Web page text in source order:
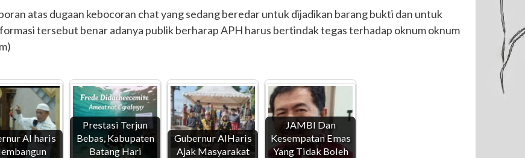
atas dugaan kebocoran chat yang sedang beredar untuk dijadikan barang bukti dan untuk
tersebut benar adanya publik berharap APH harus bertindak tegas terhadap oknum oknum
Al haris
Prestasi Terjun
Bebas, Kabupaten
Batang Hari
Gubernur AlHaris
Ajak Masyarakat
JAMBI Dan
Kesempatan Emas
Yang Tidak Boleh